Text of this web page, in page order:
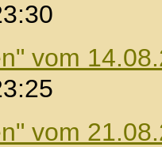
vom
vom